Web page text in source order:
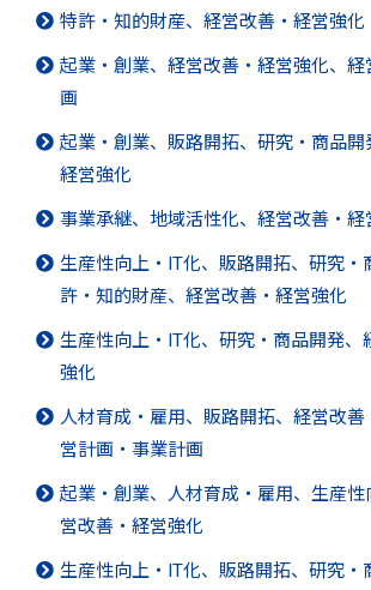
特許・知的財産、経営改善・経営強化
起業・創業、経営改善・経営強化、
画
起業・創業、販路開拓、研究・商品開
経営強化
事業承継、地域活性化、経営改善・経
生産性向上・IT化、販路開拓、研究・
許・知的財産、経営改善・経営強化
生産性向上・IT化、研究・商品開発、
強化
人材育成・雇用、販路開拓、経営改
営計画・事業計画
起業・創業、人材育成・雇用、生産性
営改善・経営強化
生産性向上・IT化、販路開拓、研究・